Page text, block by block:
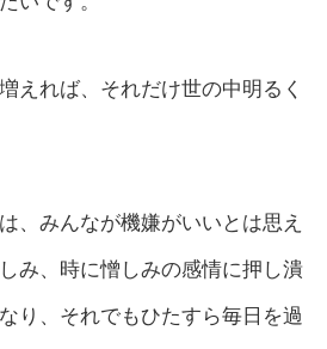
えれば、それだけ世の中明るく
、みんなが機嫌がいいとは思え
み、時に憎しみの感情に押し潰
り、それでもひたすら毎日を過